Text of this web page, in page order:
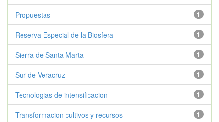
1
Propuestas
1
Reserva Especial de la Biosfera
1
Sierra de Santa Marta
1
Sur de Veracruz
1
Tecnologias de intensificacion
1
Transformacion cultivos y recursos